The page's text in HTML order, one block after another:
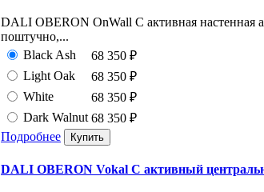
DALI OBERON OnWall C активная настенная
поштучно,...
Black Ash
68 350 ₽
Light Oak
68 350 ₽
White
68 350 ₽
Dark Walnut 68 350 ₽
Подробнее
DALI OBERON Vokal C активный